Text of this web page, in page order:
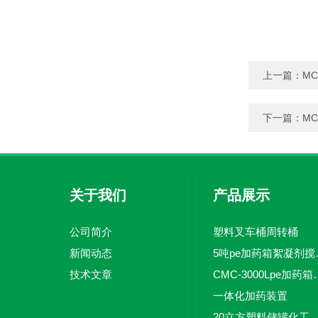
上一篇：
下一篇：
关于我们
公司简介
新闻动态
技术文章
产品展示
塑料叉车桶周转桶
5吨pe
CMC-
一体化加药装置